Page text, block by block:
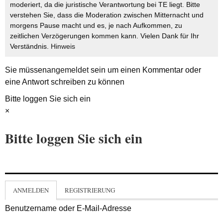
moderiert, da die juristische Verantwortung bei TE liegt. Bitte
verstehen Sie, dass die Moderation zwischen Mitternacht und
morgens Pause macht und es, je nach Aufkommen, zu
zeitlichen Verzögerungen kommen kann. Vielen Dank für Ihr
Verständnis. Hinweis
Sie müssenangemeldetsein um einen Kommentar oder
eine Antwort schreiben zu können
Bitte loggen Sie sich ein
×
Bitte loggen Sie sich ein
ANMELDEN REGISTRIERUNG
Benutzername oder E-Mail-Adresse